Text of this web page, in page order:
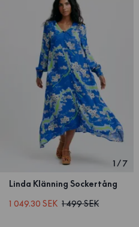
1/7
Linda Klänning Sockertång
1 049.30 SEK 1 499 SEK